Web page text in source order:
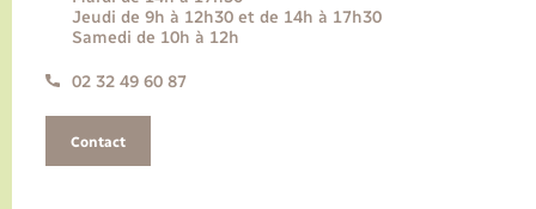
Jeudi de 9h à 12h30 et de 14h à 17h30
Samedi de 10h à 12h
02 32 49 60 87
Contact